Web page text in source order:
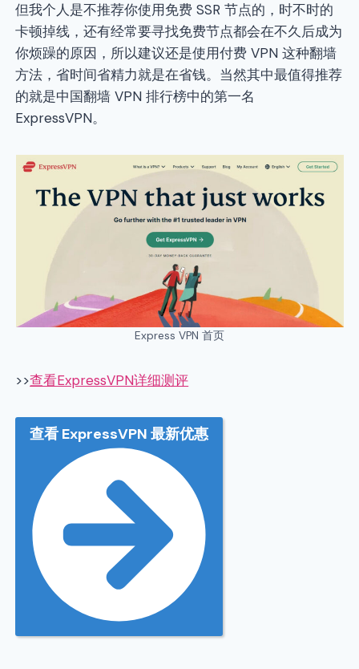
但我个人是不推荐你使用免费 SSR 节点的，时不时的
卡顿掉线，还有经常要寻找免费节点都会在不久后成为
你烦躁的原因，所以建议还是使用付费 VPN 这种翻墙
方法，省时间省精力就是在省钱。当然其中最值得推荐
的就是中国翻墙 VPN 排行榜中的第一名
ExpressVPN。
Express VPN 首页
>>查看ExpressVPN详细测评
查看 ExpressVPN 最新优惠